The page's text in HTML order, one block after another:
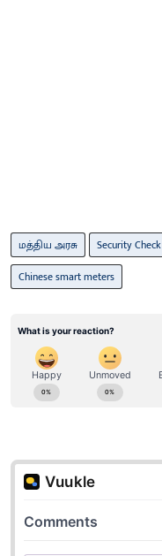
மத்திய அரசு Security Check
Chinese smart meters